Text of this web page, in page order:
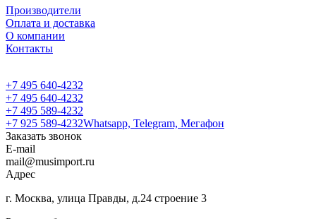
Производители
Оплата и доставка
О компании
Контакты
+7 495 640-4232
+7 495 640-4232
+7 495 589-4232
+7 925 589-4232Whatsapp, Telegram, Мегафон
Заказать звонок
E-mail
mail@musimport.ru
Адрес
г. Москва, улица Правды, д.24 строение 3